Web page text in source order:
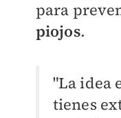
para
piojos.
"La idea
tienes